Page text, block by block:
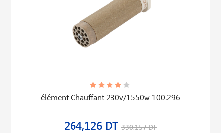
élément Chauffant 230v/1550w 100.296
264,126 DT 330,157 DT